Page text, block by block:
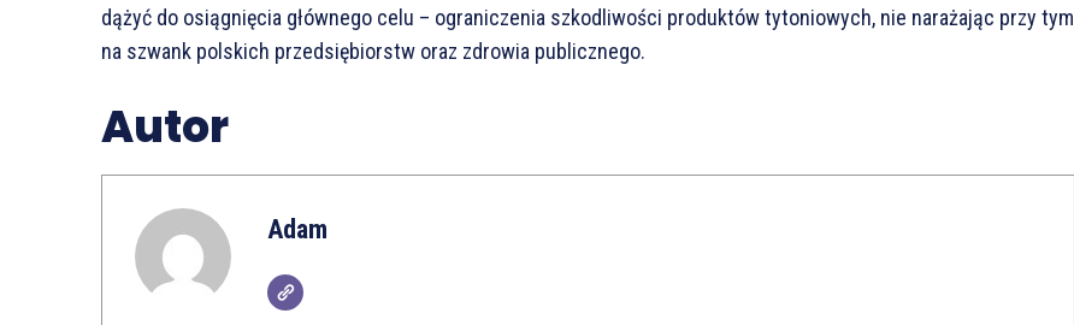
dążyć do osiągnięcia głównego celu – ograniczenia szkodliwości produktów tytoniowych, nie narażając przy tym
na szwank polskich przedsiębiorstw oraz zdrowia publicznego.
Autor
Adam